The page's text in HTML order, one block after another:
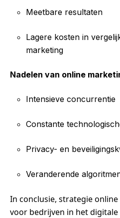
Meetbare resultaten
Lagere kosten in
marketing
Nadelen van online
Intensieve concurrentie
Constante
Privacy- en
Veranderende
In conclusie, strategie
voor bedrijven in het